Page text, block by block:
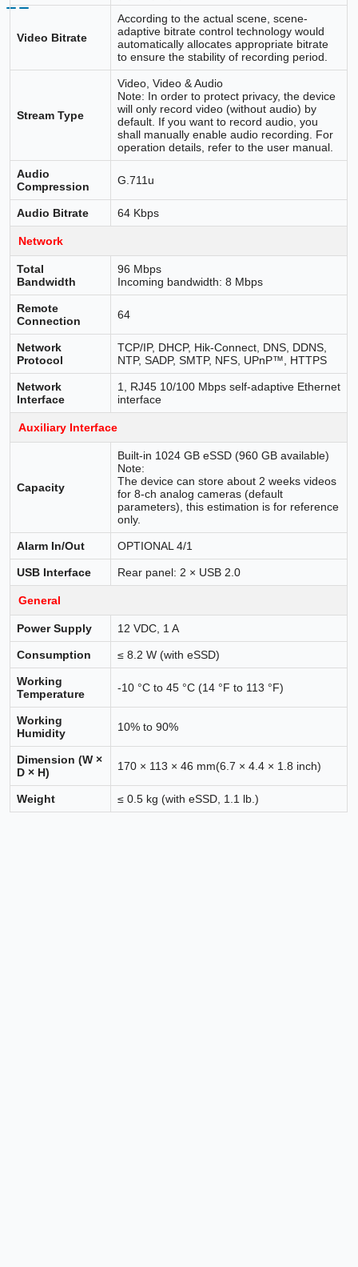
Video Bitrate
According to the actual scene, scene-
adaptive bitrate control technology would
automatically allocates appropriate bitrate
to ensure the stability of recording period.
Stream Type
Video, Video & Audio
Note: In order to protect privacy, the device
will only record video (without audio) by
default. If you want to record audio, you
shall manually enable audio recording. For
operation details, refer to the user manual.
Audio
Compression
G.711u
Audio Bitrate 64 Kbps
Network
Total
Bandwidth
96 Mbps
Incoming bandwidth: 8 Mbps
Remote
Connection
64
Network
Protocol
TCP/IP, DHCP, Hik-Connect, DNS, DDNS,
NTP, SADP, SMTP, NFS, UPnP™, HTTPS
Network
Interface
1, RJ45 10/100 Mbps self-adaptive Ethernet
interface
Auxiliary Interface
Capacity
Built-in 1024 GB eSSD (960 GB available)
Note:
The device can store about 2 weeks videos
for 8-ch analog cameras (default
parameters), this estimation is for reference
only.
Alarm In/Out OPTIONAL 4/1
USB Interface Rear panel: 2 × USB 2.0
General
Power Supply 12 VDC, 1 A
Consumption ≤ 8.2 W (with eSSD)
Working
Temperature
-10 °C to 45 °C (14 °F to 113 °F)
Working
Humidity
10% to 90%
Dimension (W ×
D × H)
170 × 113 × 46 mm(6.7 × 4.4 × 1.8 inch)
Weight ≤ 0.5 kg (with eSSD, 1.1 lb.)